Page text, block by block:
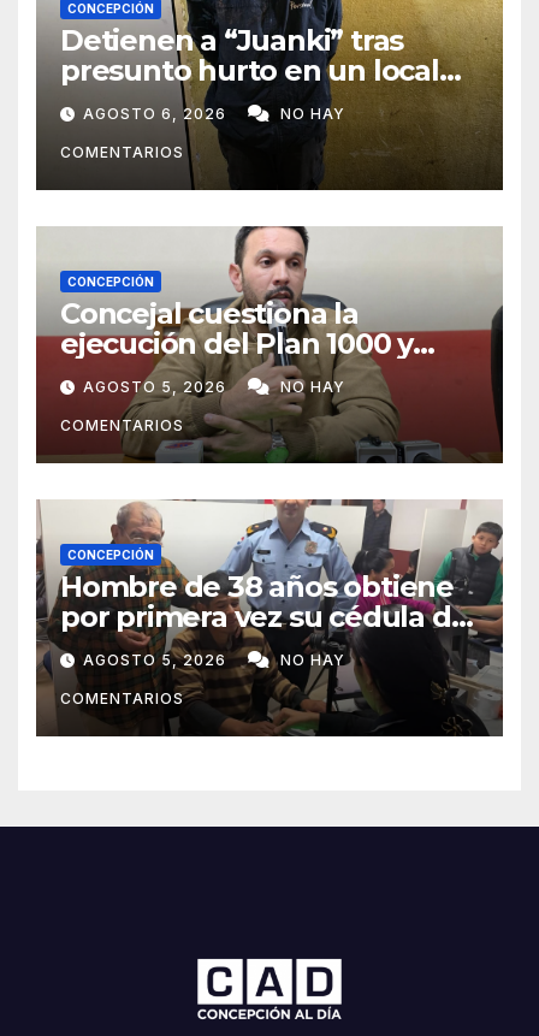
CONCEPCIÓN
Detienen a “Juanki” tras
presunto hurto en un local
comercial
AGOSTO 6, 2026 NO HAY
COMENTARIOS
CONCEPCIÓN
Concejal cuestiona la
ejecución del Plan 1000 y
pide mayor participación del
municipio
AGOSTO 5, 2026 NO HAY
COMENTARIOS
CONCEPCIÓN
Hombre de 38 años obtiene
por primera vez su cédula de
identidad en Concepción
AGOSTO 5, 2026 NO HAY
COMENTARIOS